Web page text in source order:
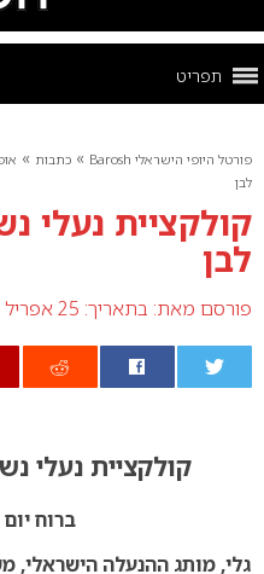
תפריט
פורטל היופי הישראלי Barosh » כתבות »
לבן
קולקציית נעלי
לבן
פורסם מאת: בתאריך: 25 אפריל 2022
קולקציית נעלי
ברוח
גלי, מותג ההנעלה הישראלי,